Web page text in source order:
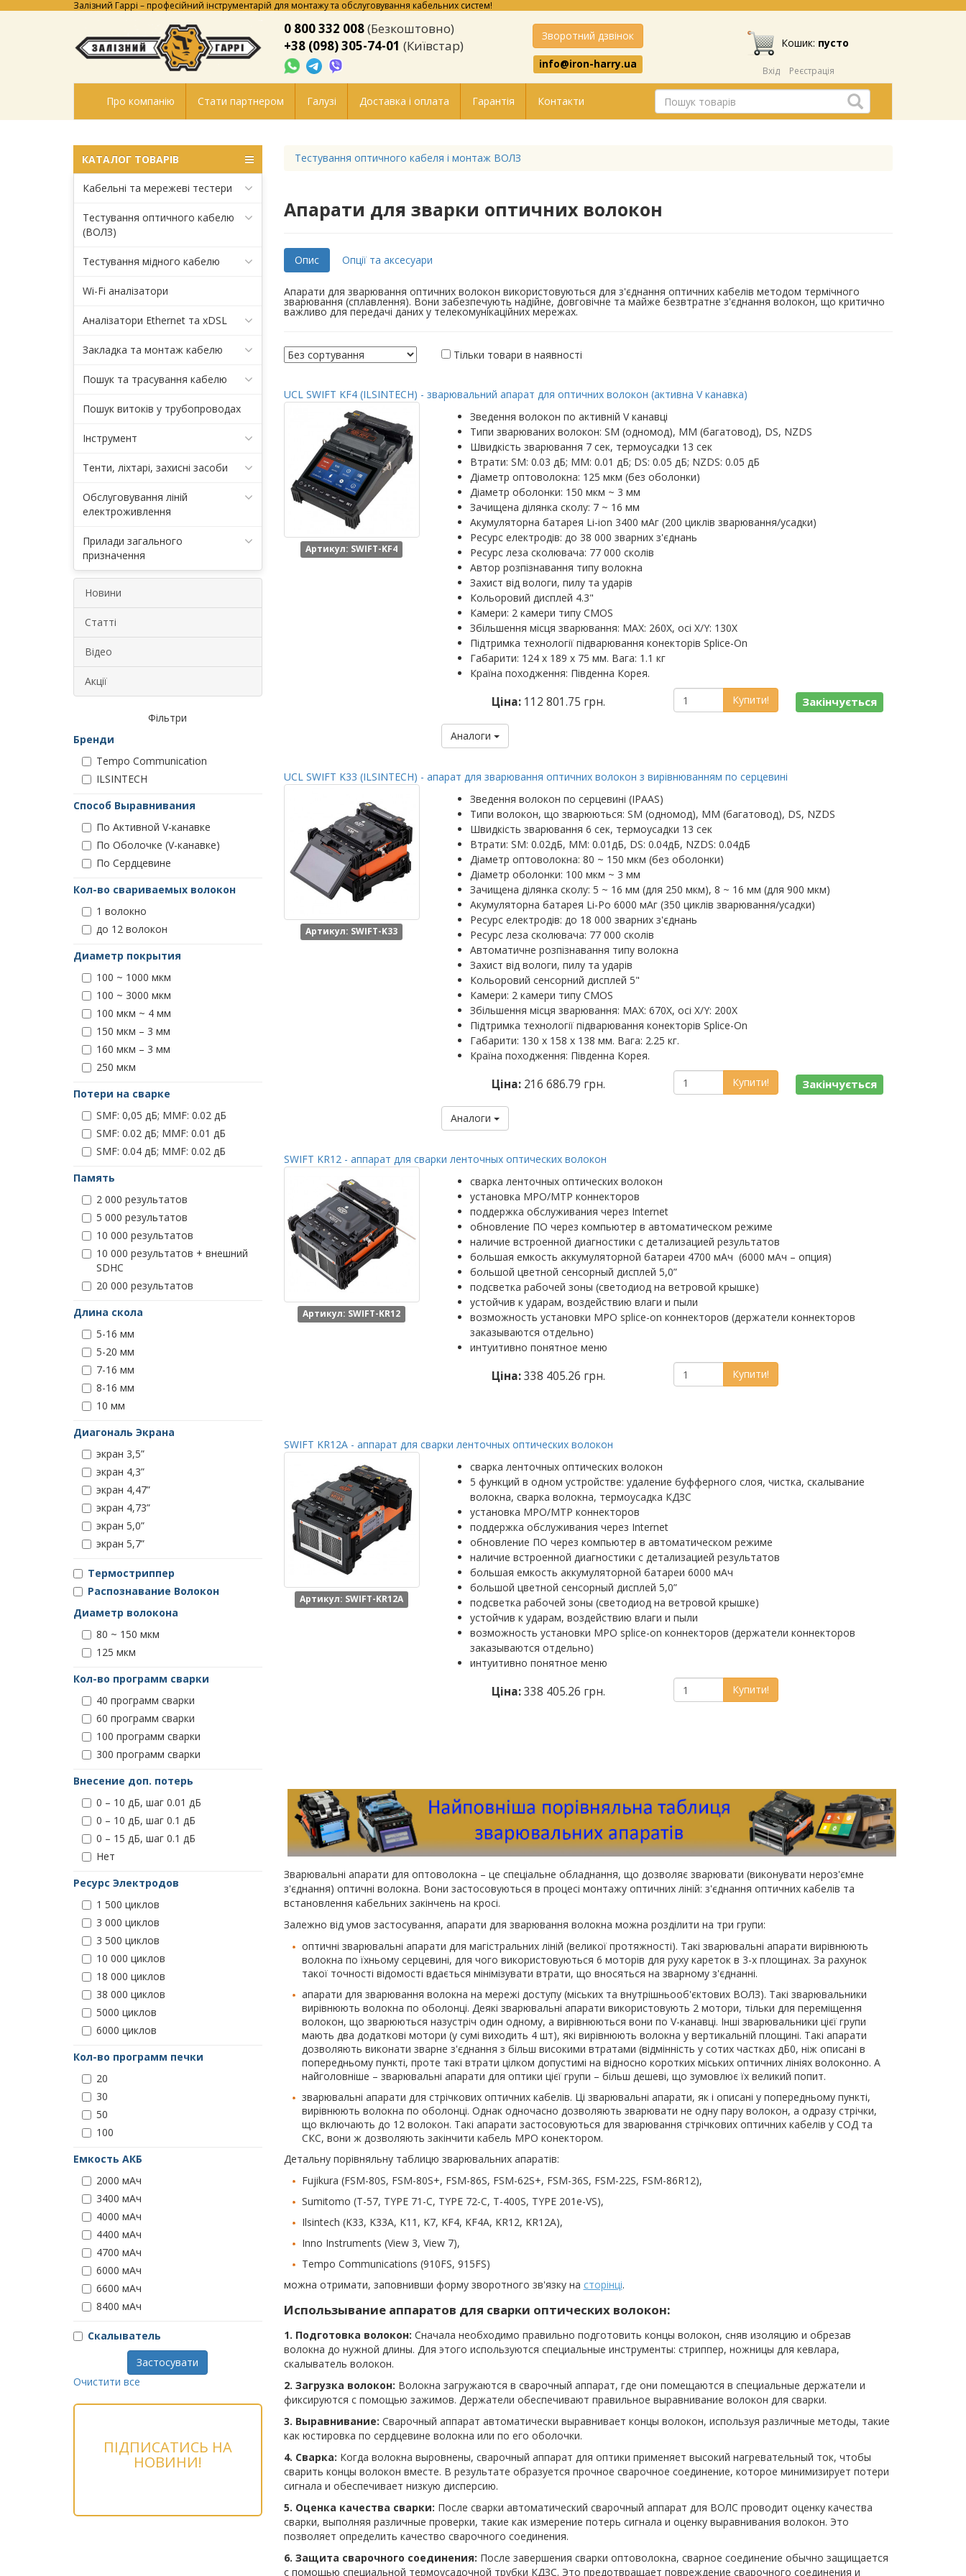
Залізний Гаррі – професійний інструментарій для монтажу та обслуговування кабельних систем!
0 800 332 008(Безкоштовно)
+38 (098) 305-74-01 (Київстар)
Зворотний дзвінок
info@iron-harry.ua
Кошик: пусто
Вхід Реєстрація
Про компанію Стати партнером Галузі Доставка і оплата Гарантія Контакти
КАТАЛОГ ТОВАРІВ
Кабельні та мережеві тестери
Тестування оптичного кабелю
(ВОЛЗ)
Тестування мідного кабелю
Wi-Fi аналізатори
Аналізатори Ethernet та xDSL
Закладка та монтаж кабелю
Пошук та трасування кабелю
Пошук витоків у трубопроводах
Інструмент
Тенти, ліхтарі, захисні засоби
Обслуговування ліній
електроживлення
Прилади загального
призначення
Новини
Статті
Відео
Акції
Фільтри
Бренди
Tempo Communication
ILSINTECH
Способ Выравнивания
По Активной V-канавке
По Оболочке (V-канавке)
По Сердцевине
Кол-во свариваемых волокон
1 волокно
до 12 волокон
Диаметр покрытия
100 ~ 1000 мкм
100 ~ 3000 мкм
100 мкм ~ 4 мм
150 мкм – 3 мм
160 мкм – 3 мм
250 мкм
Потери на сварке
SMF: 0,05 дБ; MMF: 0.02 дБ
SMF: 0.02 дБ; MMF: 0.01 дБ
SMF: 0.04 дБ; MMF: 0.02 дБ
Память
2 000 результатов
5 000 результатов
10 000 результатов
10 000 результатов + внешний
SDHC
20 000 результатов
Длина скола
5-16 мм
5-20 мм
7-16 мм
8-16 мм
10 мм
Диагональ Экрана
экран 3,5”
экран 4,3”
экран 4,47”
экран 4,73”
экран 5,0”
экран 5,7”
Термостриппер
Распознавание Волокон
Диаметр волокона
80 ~ 150 мкм
125 мкм
Кол-во программ сварки
40 программ сварки
60 программ сварки
100 программ сварки
300 программ сварки
Внесение доп. потерь
0 – 10 дБ, шаг 0.01 дБ
0 – 10 дБ, шаг 0.1 дБ
0 – 15 дБ, шаг 0.1 дБ
Нет
Ресурс Электродов
1 500 циклов
3 000 циклов
3 500 циклов
10 000 циклов
18 000 циклов
38 000 циклов
5000 циклов
6000 циклов
Кол-во программ печки
20
30
50
100
Емкость АКБ
2000 мАч
3400 мАч
4000 мАч
4400 мАч
4700 мАч
6000 мАч
6600 мАч
8400 мАч
Скалыватель
Застосувати
Очистити все
ПІДПИСАТИСЬ НА
НОВИНИ!
Тестування оптичного кабеля і монтаж ВОЛЗ
Апарати для зварки оптичних волокон
Опис Опції та аксесуари
Апарати для зварювання оптичних волокон використовуються для з'єднання оптичних кабелів методом термічного
зварювання (сплавлення). Вони забезпечують надійне, довговічне та майже безвтратне з'єднання волокон, що критично
важливо для передачі даних у телекомунікаційних мережах.
Тільки товари в наявності
UCL SWIFT KF4 (ILSINTECH) - зварювальний апарат для оптичних волокон (активна V канавка)
Артикул: SWIFT-KF4
Зведення волокон по активній V канавці
Типи зварюваних волокон: SM (одномод), MM (багатовод), DS, NZDS
Швидкість зварювання 7 сек, термоусадки 13 сек
Втрати: SM: 0.03 дБ; MM: 0.01 дБ; DS: 0.05 дБ; NZDS: 0.05 дБ
Діаметр оптоволокна: 125 мкм (без оболонки)
Діаметр оболонки: 150 мкм ~ 3 мм
Зачищена ділянка сколу: 7 ~ 16 мм
Акумуляторна батарея Li-ion 3400 мАг (200 циклів зварювання/усадки)
Ресурс електродів: до 38 000 зварних з'єднань
Ресурс леза сколювача: 77 000 сколів
Автор розпізнавання типу волокна
Захист від вологи, пилу та ударів
Кольоровий дисплей 4.3"
Камери: 2 камери типу CMOS
Збільшення місця зварювання: MAX: 260X, осі X/Y: 130X
Підтримка технології підварювання конекторів Splice-On
Габарити: 124 х 189 х 75 мм. Вага: 1.1 кг
Країна походження: Південна Корея.
Ціна: 112 801.75 грн.
Аналоги
Купити! Закінчується
UCL SWIFT K33 (ILSINTECH) - апарат для зварювання оптичних волокон з вирівнюванням по серцевині
Артикул: SWIFT-K33
Зведення волокон по серцевині (IPAAS)
Типи волокон, що зварюються: SM (одномод), MM (багатовод), DS, NZDS
Швидкість зварювання 6 сек, термоусадки 13 сек
Втрати: SM: 0.02дБ, MM: 0.01дБ, DS: 0.04дБ, NZDS: 0.04дБ
Діаметр оптоволокна: 80 ~ 150 мкм (без оболонки)
Діаметр оболонки: 100 мкм ~ 3 мм
Зачищена ділянка сколу: 5 ~ 16 мм (для 250 мкм), 8 ~ 16 мм (для 900 мкм)
Акумуляторна батарея Li-Po 6000 мАг (350 циклів зварювання/усадки)
Ресурс електродів: до 18 000 зварних з'єднань
Ресурс леза сколювача: 77 000 сколів
Автоматичне розпізнавання типу волокна
Захист від вологи, пилу та ударів
Кольоровий сенсорний дисплей 5"
Камери: 2 камери типу CMOS
Збільшення місця зварювання: MAX: 670X, осі X/Y: 200X
Підтримка технології підварювання конекторів Splice-On
Габарити: 130 х 158 х 138 мм. Вага: 2.25 кг.
Країна походження: Південна Корея.
Ціна: 216 686.79 грн.
Аналоги
Купити! Закінчується
SWIFT KR12 - аппарат для сварки ленточных оптических волокон
Артикул: SWIFT-KR12
сварка ленточных оптических волокон
установка MPO/MTP коннекторов
поддержка обслуживания через Internet
обновление ПО через компьютер в автоматическом режиме
наличие встроенной диагностики с детализацией результатов
большая емкость аккумуляторной батареи 4700 мАч (6000 мАч – опция)
большой цветной сенсорный дисплей 5,0”
подсветка рабочей зоны (светодиод на ветровой крышке)
устойчив к ударам, воздействию влаги и пыли
возможность установки MPO splice-on коннекторов (держатели коннекторов
заказываются отдельно)
интуитивно понятное меню
Ціна: 338 405.26 грн. Купити!
SWIFT KR12A - аппарат для сварки ленточных оптических волокон
Артикул: SWIFT-KR12A
сварка ленточных оптических волокон
5 функций в одном устройстве: удаление буфферного слоя, чистка, скалывание
волокна, сварка волокна, термоусадка КДЗС
установка MPO/MTP коннекторов
поддержка обслуживания через Internet
обновление ПО через компьютер в автоматическом режиме
наличие встроенной диагностики с детализацией результатов
большая емкость аккумуляторной батареи 6000 мАч
большой цветной сенсорный дисплей 5,0”
подсветка рабочей зоны (светодиод на ветровой крышке)
устойчив к ударам, воздействию влаги и пыли
возможность установки MPO splice-on коннекторов (держатели коннекторов
заказываются отдельно)
интуитивно понятное меню
Ціна: 338 405.26 грн. Купити!
Зварювальні апарати для оптоволокна – це спеціальне обладнання, що дозволяє зварювати (виконувати нероз'ємне
з'єднання) оптичні волокна. Вони застосовуються в процесі монтажу оптичних ліній: з'єднання оптичних кабелів та
встановлення кабельних закінчень на кросі.
Залежно від умов застосування, апарати для зварювання волокна можна розділити на три групи:
оптичні зварювальні апарати для магістральних ліній (великої протяжності). Такі зварювальні апарати вирівнюють
волокна по їхньому серцевині, для чого використовуються 6 моторів для руху кареток в 3-х площинах. За рахунок
такої точності відомості вдається мінімізувати втрати, що вносяться на зварному з'єднанні.
апарати для зварювання волокна на мережі доступу (міських та внутрішньооб'єктових ВОЛЗ). Такі зварювальники
вирівнюють волокна по оболонці. Деякі зварювальні апарати використовують 2 мотори, тільки для переміщення
волокон, що зварюються назустріч один одному, а вирівнюються вони по V-канавці. Інші зварювальники цієї групи
мають два додаткові мотори (у сумі виходить 4 шт), які вирівнюють волокна у вертикальній площині. Такі апарати
дозволяють виконати зварне з'єднання з більш високими втратами (відмінність у сотих частках дБ0, ніж описані в
попередньому пункті, проте такі втрати цілком допустимі на відносно коротких міських оптичних лініях волоконно. А
найголовніше – зварювальні апарати для оптики цієї групи – більш дешеві, що зумовлює їх великий попит.
зварювальні апарати для стрічкових оптичних кабелів. Ці зварювальні апарати, як і описані у попередньому пункті,
вирівнюють волокна по оболонці. Однак одночасно дозволяють зварювати не одну пару волокон, а одразу стрічки,
що включають до 12 волокон. Такі апарати застосовуються для зварювання стрічкових оптичних кабелів у СОД та
СКС, вони ж дозволяють закінчити кабель MPO конектором.
Детальну порівняльну таблицю зварювальних апаратів:
Fujikura (FSM-80S, FSM-80S+, FSM-86S, FSM-62S+, FSM-36S, FSM-22S, FSM-86R12),
Sumitomo (T-57, TYPE 71-C, TYPE 72-C, T-400S, TYPE 201e-VS),
Ilsintech (K33, K33A, K11, K7, KF4, KF4A, KR12, KR12A),
Inno Instruments (View 3, View 7),
Tempo Communications (910FS, 915FS)
можна отримати, заповнивши форму зворотного зв'язку на сторінці.
Использывание аппаратов для сварки оптических волокон:
1. Подготовка волокон: Сначала необходимо правильно подготовить концы волокон, сняв изоляцию и обрезав
волокна до нужной длины. Для этого используются специальные инструменты: стриппер, ножницы для кевлара,
скалыватель волокон.
2. Загрузка волокон: Волокна загружаются в сварочный аппарат, где они помещаются в специальные держатели и
фиксируются с помощью зажимов. Держатели обеспечивают правильное выравнивание волокон для сварки.
3. Выравнивание: Сварочный аппарат автоматически выравнивает концы волокон, используя различные методы, такие
как юстировка по сердцевине волокна или по его оболочки.
4. Сварка: Когда волокна выровнены, сварочный аппарат для оптики применяет высокий нагревательный ток, чтобы
сварить концы волокон вместе. В результате образуется прочное сварочное соединение, которое минимизирует потери
сигнала и обеспечивает низкую дисперсию.
5. Оценка качества сварки: После сварки автоматический сварочный аппарат для ВОЛС проводит оценку качества
сварки, выполняя различные проверки, такие как измерение потерь сигнала и оценку выравнивания волокон. Это
позволяет определить качество сварочного соединения.
6. Защита сварочного соединения: После завершения сварки оптоволокна, сварное соединение обычно защищается
с помощью специальной термоусадочной трубки КДЗС. Это предотвращает повреждение сварочного соединения и